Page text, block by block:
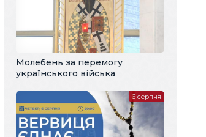
Молебень за перемогу
українського війська
6 серпня